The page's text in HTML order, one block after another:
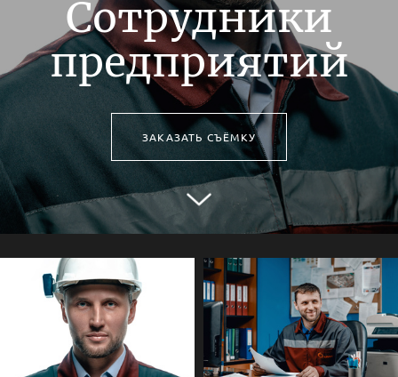
Сотрудники
предприятий
ЗАКАЗАТЬ СЪЁМКУ